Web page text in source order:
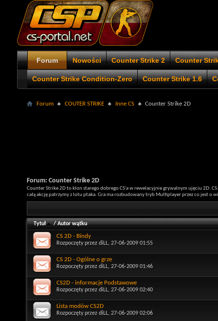
Forum Nowości Counter Strike 2 Counter
Counter Strike Condition-Zero Counter Strike 1.6
Forum COUTER STRIKE Inne CS Counter Strike 2D
Forum: Counter Strike 2D
Counter Strike 2D to klon starego dobrego CS'a w rewelacyjnie grywalnym ujęciu 2D.
całą akcję patrzymy z lotu ptaka. Gra ma rozbudowany tryb Multiplayer przez co jest o
Tytuł /Autor wątku
CS 2D - Bindy
Rozpoczęty przez diLL, 27-06-2009 01:55
CS 2D - Ogólne o grze
Rozpoczęty przez diLL, 27-06-2009 01:46
CS2D - informacje Podstawowe
Rozpoczęty przez diLL, 27-06-2009 02:40
Lista modów CS2D
Rozpoczęty przez diLL, 27-06-2009 02:06